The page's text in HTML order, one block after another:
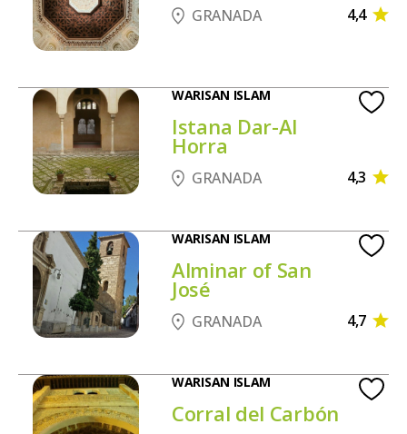
GRANADA 4,4
WARISAN ISLAM
Istana Dar-Al
Horra
GRANADA 4,3
WARISAN ISLAM
Alminar of San
José
GRANADA 4,7
WARISAN ISLAM
Corral del Carbón